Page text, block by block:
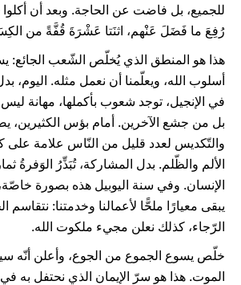
للجميع، بل فاضت عن الحاجة. وبعد أن أكلوا
رُفِعَ ما فَضَلَ عَنْهم، اثنَتا عَشْرَةَ قُفَّةً من الكِسَر
هذا هو المنطق الذي يُخلّص الشّعب الجائع:
أسلوب الله، ويعلّمنا أن نعمل مثله. اليوم،
في الإنجيل، توجد شعوب بأكملها، مهانة
بل من جشع الآخرين. أمام بؤس الكثيرين،
والتّكديس لعدد قليل من النّاس علامة على
الألم والظّلم. بدل المشاركة، تُبَذِّرُ الوَفرةُ
الإنسان. وفي سنة اليوبيل هذه بصورة
يبقى معيارًا ملحًّا لأعمالنا وخدمتنا:
الرّجاء، كذلك نعلن مجيء ملكوت الله.
خلّص يسوع الجموع من الجوع، وأعلن أنّه
الموت. هذا هو سرّ الإيمان الذي نحتفل به